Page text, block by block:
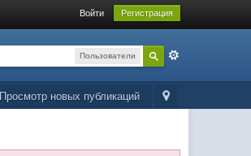
Войти Регистрация
Пользователи
Просмотр новых публикаций